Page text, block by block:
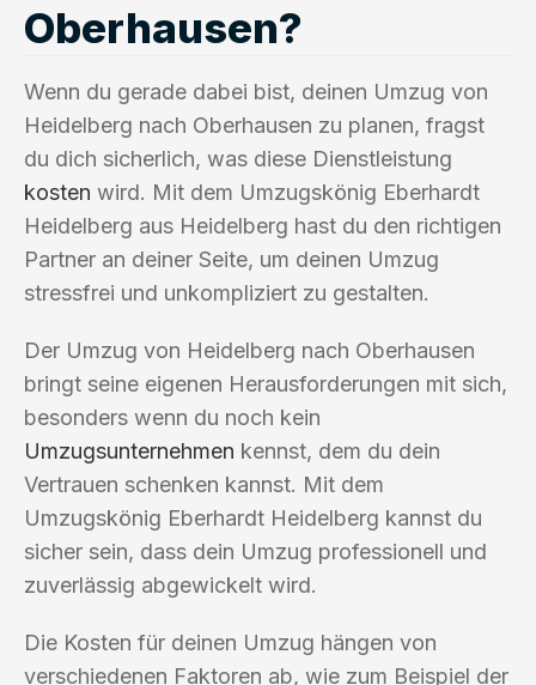
Oberhausen?
Wenn du gerade dabei bist, deinen Umzug von
Heidelberg nach Oberhausen zu planen, fragst
du dich sicherlich, was diese Dienstleistung
kosten wird. Mit dem Umzugskönig Eberhardt
Heidelberg aus Heidelberg hast du den richtigen
Partner an deiner Seite, um deinen Umzug
stressfrei und unkompliziert zu gestalten.
Der Umzug von Heidelberg nach Oberhausen
bringt seine eigenen Herausforderungen mit sich,
besonders wenn du noch kein
Umzugsunternehmen kennst, dem du dein
Vertrauen schenken kannst. Mit dem
Umzugskönig Eberhardt Heidelberg kannst du
sicher sein, dass dein Umzug professionell und
zuverlässig abgewickelt wird.
Die Kosten für deinen Umzug hängen von
verschiedenen Faktoren ab, wie zum Beispiel der